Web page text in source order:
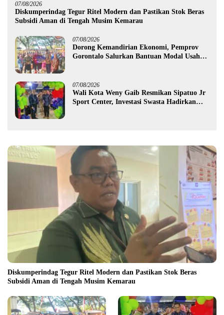
07/08/2026
Diskumperindag Tegur Ritel Modern dan Pastikan Stok Beras
Subsidi Aman di Tengah Musim Kemarau
07/08/2026
Dorong Kemandirian Ekonomi, Pemprov
Gorontalo Salurkan Bantuan Modal Usaha
07/08/2026
Wali Kota Weny Gaib Resmikan Sipatuo Jr
Sport Center, Investasi Swasta Hadirkan
Diskumperindag Tegur Ritel Modern dan Pastikan Stok Beras
Subsidi Aman di Tengah Musim Kemarau